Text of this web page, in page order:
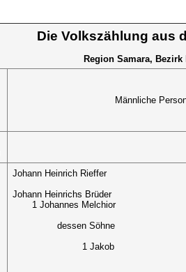
Die Volkszählung aus
Region Samara,
Männliche
Johann Heinrich Rieffer
Johann Heinrichs Brüder
1 Johannes Melchior
dessen Söhne
1 Jakob